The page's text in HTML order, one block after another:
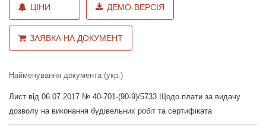
ЦІНИ ДЕМО-ВЕРСІЯ
ЗАЯВКА НА ДОКУМЕНТ
Найменування документа (укр.)
Лист від 06.07.2017 № 40-701-(90-9)/5733 Щодо плати за видачу
дозволу на виконання будівельних робіт та сертифіката